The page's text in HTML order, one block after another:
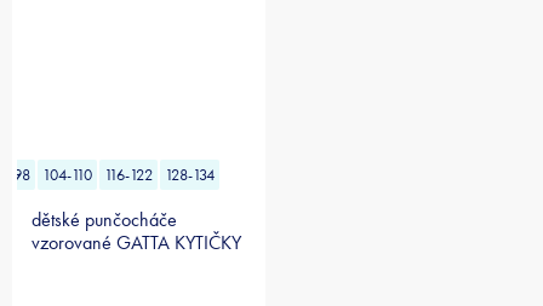
98 104-110 116-122 128-134
dětské punčocháče
vzorované GATTA KYTIČKY